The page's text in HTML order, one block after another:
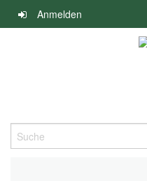
Navigation
überspringen
Anmelden
Suche